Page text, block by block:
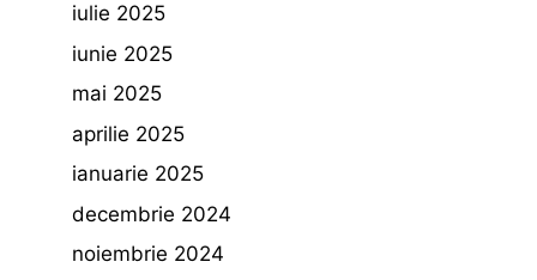
iulie 2025
iunie 2025
mai 2025
aprilie 2025
ianuarie 2025
decembrie 2024
noiembrie 2024